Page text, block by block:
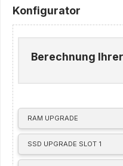
Konfigurator
RAM UPGRADE
SSD UPGRADE SLOT 1
Berechnung